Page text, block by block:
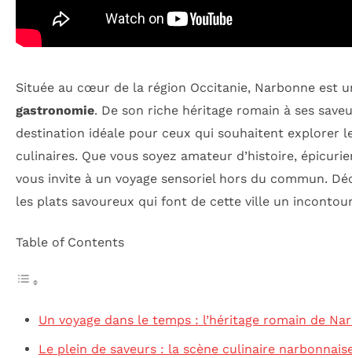
Située au cœur de la région Occitanie, Narbonne est
gastronomie. De son riche héritage romain à ses
destination idéale pour ceux qui souhaitent explorer
culinaires. Que vous soyez amateur d’histoire,
vous invite à un voyage sensoriel hors du commun.
les plats savoureux qui font de cette ville un
Table of Contents
Un voyage dans le temps : l’héritage romain de
Le plein de saveurs : la scène culinaire